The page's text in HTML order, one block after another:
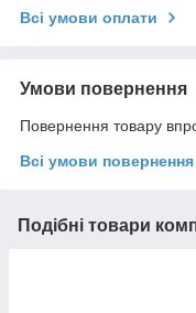
Всі умови оплати
Умови повернення
Повернення товару
Всі умови повернення
Подібні товари